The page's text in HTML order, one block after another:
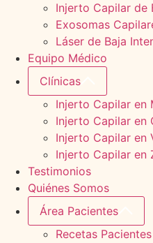
Injerto Capilar de
Exosomas
Láser de Baja
Equipo Médico
Clínicas
Injerto Capilar en
Injerto Capilar en
Injerto Capilar en
Injerto Capilar en
Testimonios
Quiénes Somos
Área Pacientes
Recetas Pacientes